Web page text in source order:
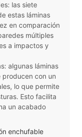
las siete
estas láminas
en comparación
múltiples
a impactos y
algunas láminas
producen con un
lo que permite
Esto facilita
un acabado
enchufable